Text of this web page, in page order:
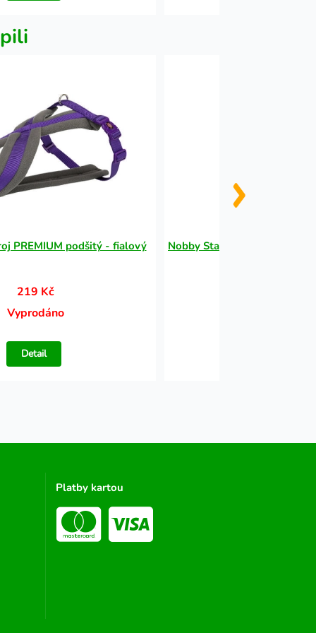
PREMIUM podšitý - fialový
219 Kč
Vyprodáno
Detail
Nobby StarSnack Dental Mix
Platby kartou